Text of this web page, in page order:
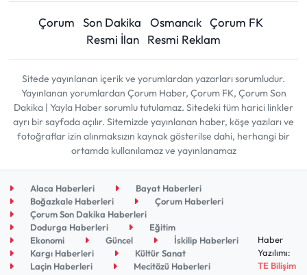
Çorum Son Dakika Osmancık Çorum FK
Resmi İlan
Resmi Reklam
Sitede yayınlanan içerik ve yorumlardan yazarları sorumludur.
Yayınlanan yorumlardan Çorum Haber, Çorum FK, Çorum Son
Dakika | Yayla Haber sorumlu tutulamaz. Sitedeki tüm harici linkler
ayrı bir sayfada açılır. Sitemizde yayınlanan haber, köşe yazıları ve
fotoğraflar izin alınmaksızın kaynak gösterilse dahi, herhangi bir
ortamda kullanılamaz ve yayınlanamaz
Alaca Haberleri
Bayat Haberleri
Boğazkale Haberleri
Çorum Haberleri
Çorum Son Dakika Haberleri
Dodurga Haberleri
Eğitim
Ekonomi
Güncel
İskilip Haberleri
Kargı Haberleri
Kültür Sanat
Laçin Haberleri
Mecitözü Haberleri
Haber
Yazılımı:
TE Bilişim